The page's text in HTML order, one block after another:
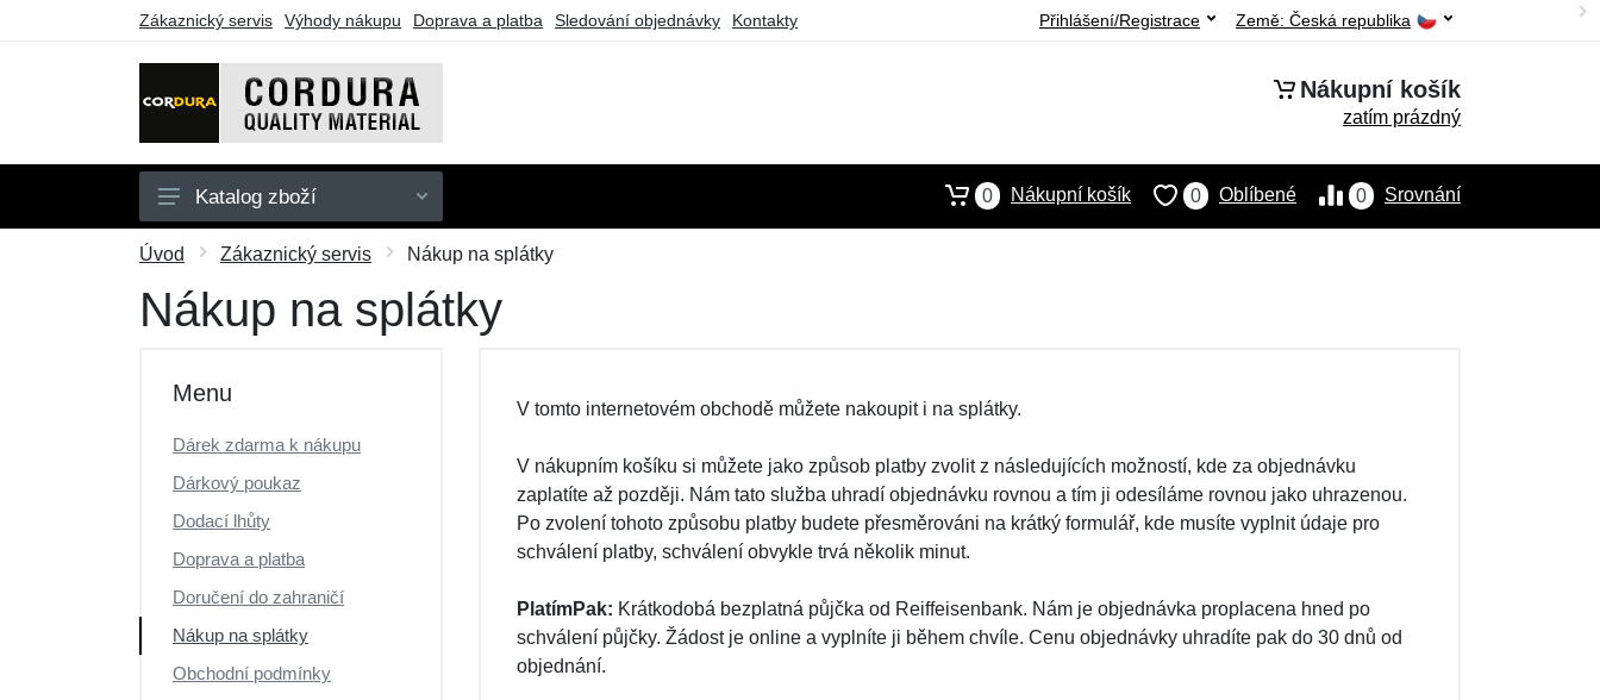
Zákaznický servis Výhody nákupu Doprava a platba Sledování objednávky Kontakty Země: Česká republika
Přihlášení/Registrace
Nákupní košík
zatím prázdný
Oblečení
Doplňky
Obuv a ponožky
Katalog zboží 0 Srovnání
0 Oblíbené
0 Nákupní košík
Úvod Zákaznický servis Nákup na splátky
Nákup na splátky
Menu
Dárek zdarma k nákupu
Dárkový poukaz
Dodací lhůty
Doprava a platba
Doručení do zahraničí
Nákup na splátky
Obchodní podmínky
V tomto internetovém obchodě můžete nakoupit i na splátky.
V nákupním košíku si můžete jako způsob platby zvolit z následujících možností, kde za objednávku
zaplatíte až později. Nám tato služba uhradí objednávku rovnou a tím ji odesíláme rovnou jako uhrazenou.
Po zvolení tohoto způsobu platby budete přesměrováni na krátký formulář, kde musíte vyplnit údaje pro
schválení platby, schválení obvykle trvá několik minut.
PlatímPak: Krátkodobá bezplatná půjčka od Reiffeisenbank. Nám je objednávka proplacena hned po
schválení půjčky. Žádost je online a vyplníte ji během chvíle. Cenu objednávky uhradíte pak do 30 dnů od
objednání.